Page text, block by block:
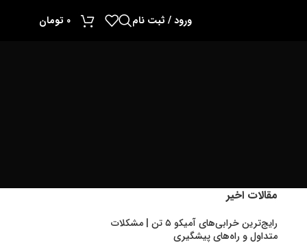
ورود / ثبت نام 0 تومان
مقالات اخیر
رایج‌ترین خرابی‌های آمیکو ۵ تن | مشکلات
متداول و راه‌های پیشگیری